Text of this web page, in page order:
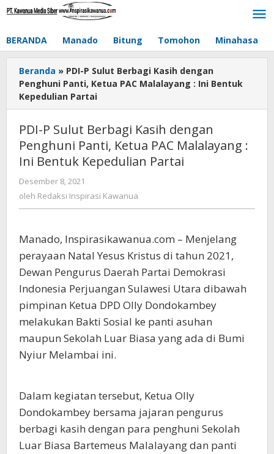
Lewati
BERANDA Manado Bitung Tomohon Minahasa
Beranda » PDI-P Sulut Berbagi Kasih dengan
Penghuni Panti, Ketua PAC Malalayang : Ini Bentuk
Kepedulian Partai
PDI-P Sulut Berbagi Kasih dengan
Penghuni Panti, Ketua PAC Malalayang :
Ini Bentuk Kepedulian Partai
Desember 8, 2021
Redaksi
oleh Redaksi Inspirasi Kawanua
Manado, Inspirasikawanua.com – Menjelang
perayaan Natal Yesus Kristus di tahun 2021,
Dewan Pengurus Daerah Partai Demokrasi
Indonesia Perjuangan Sulawesi Utara dibawah
pimpinan Ketua DPD Olly Dondokambey
melakukan Bakti Sosial ke panti asuhan
maupun Sekolah Luar Biasa yang ada di Bumi
Nyiur Melambai ini.
Dalam kegiatan tersebut, Ketua Olly
Dondokambey bersama jajaran pengurus
berbagi kasih dengan para penghuni Sekolah
Luar Biasa Bartemeus Malalayang dan panti